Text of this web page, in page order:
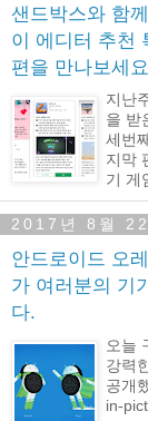
샌드박스와 함
이 에디터 추천
편을 만나보세
지난
을 받
세번
지막
기 게
2017년 8월 22
안드로이드 오
가 여러분의 기
다.
오늘
강력
공개
in-